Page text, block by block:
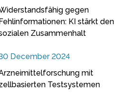
gegen
KI stärkt den
Zusammenhalt
December 2024
mit
Testsystemen